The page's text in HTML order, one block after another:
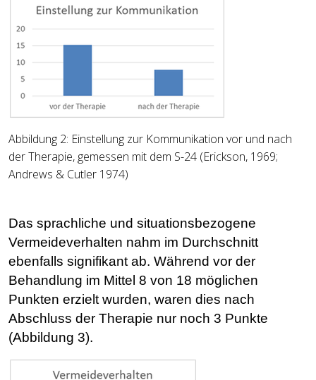
Abbildung 2: Einstellung zur Kommunikation vor und nach
der Therapie, gemessen mit dem S-24 (Erickson, 1969;
Andrews & Cutler 1974)
Das sprachliche und situationsbezogene
Vermeideverhalten nahm im Durchschnitt
ebenfalls signifikant ab. Während vor der
Behandlung im Mittel 8 von 18 möglichen
Punkten erzielt wurden, waren dies nach
Abschluss der Therapie nur noch 3 Punkte
(Abbildung 3).